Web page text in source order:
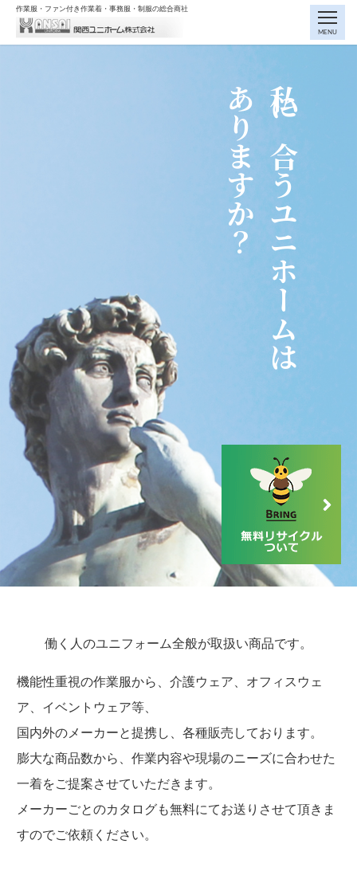
作業服・ファン付き作業着・事務服・制服の総合商社
MENU
私に合うユニホームは
ありますか？
働く人のユニフォーム全般が取扱い商品です。
機能性重視の作業服から、介護ウェア、オフィスウェ
ア、イベントウェア等、
国内外のメーカーと提携し、各種販売しております。
膨大な商品数から、作業内容や現場のニーズに合わせた
一着をご提案させていただきます。
メーカーごとのカタログも無料にてお送りさせて頂きま
すのでご依頼ください。